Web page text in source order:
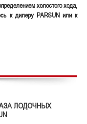
холостого хода,
к дилеру PARSUN или к
ЛОДОЧНЫХ